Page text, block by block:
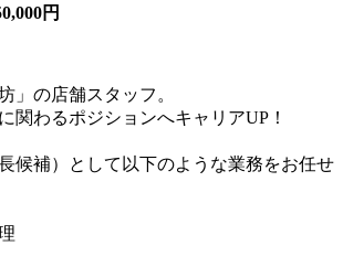
円
」の店舗スタッフ。
関わるポジションへキャリアUP！
候補）として以下のような業務をお任せ